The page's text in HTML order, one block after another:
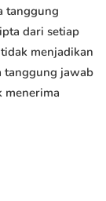
tanggung
dari setiap
menjadikan
tanggung jawab
menerima